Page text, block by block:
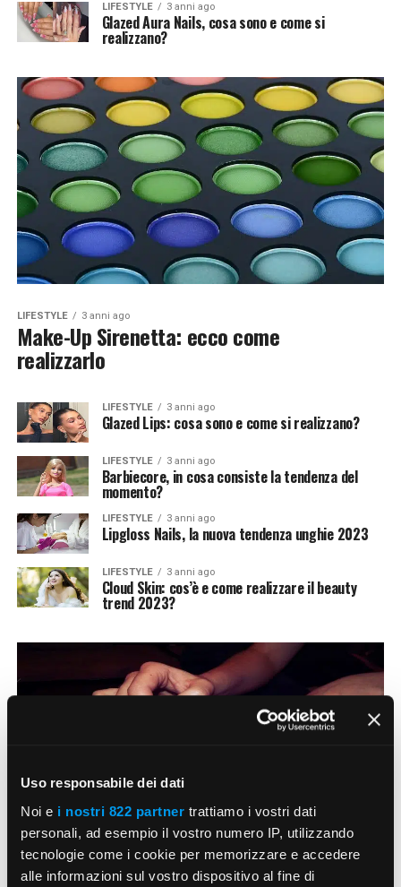
Uso responsabile dei dati
Noi e i nostri 822 partner trattiamo i vostri dati
personali, ad esempio il vostro numero IP, utilizzando
tecnologie come i cookie per memorizzare e accedere
alle informazioni sul vostro dispositivo al fine di
LIFESTYLE 3 anni ago
Glazed Aura Nails, cosa sono e come si
realizzano?
LIFESTYLE 3 anni ago
Make-Up Sirenetta: ecco come
realizzarlo
LIFESTYLE 3 anni ago
Glazed Lips: cosa sono e come si realizzano?
LIFESTYLE 3 anni ago
Barbiecore, in cosa consiste la tendenza del
momento?
LIFESTYLE 3 anni ago
Lipgloss Nails, la nuova tendenza unghie 2023
LIFESTYLE 3 anni ago
Cloud Skin: cos’è e come realizzare il beauty
trend 2023?
LIFESTYLE 4 anni ago